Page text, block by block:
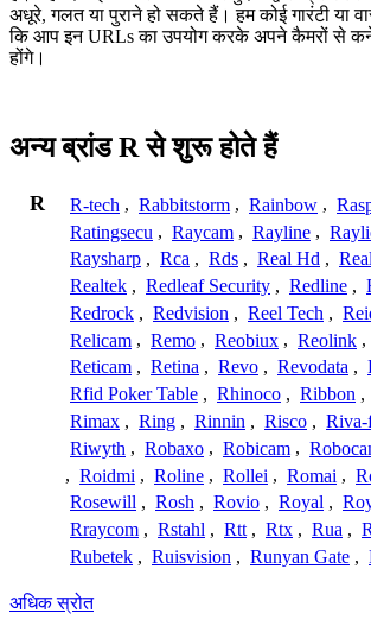
अधूरे, गलत या पुराने हो सकते हैं। हम कोई गारंटी या
कि आप इन URLs का उपयोग करके अपने कैमरों से
होंगे।
अन्य ब्रांड R से शुरू होते हैं
R R-tech , Rabbitstorm , Rainbow ,
Ratingsecu , Raycam , Rayline ,
Raysharp , Rca , Rds , Real Hd ,
Realtek , Redleaf Security , Redline ,
Redrock , Redvision , Reel Tech ,
Relicam , Remo , Reobiux , Reolink ,
Reticam , Retina , Revo , Revodata ,
Rfid Poker Table , Rhinoco , Ribbon ,
Rimax , Ring , Rinnin , Risco ,
Riwyth , Robaxo , Robicam ,
, Roidmi , Roline , Rollei , Romai ,
Rosewill , Rosh , Rovio , Royal ,
Rraycom , Rstahl , Rtt , Rtx , Rua ,
Rubetek , Ruisvision , Runyan Gate ,
अधिक स्रोत